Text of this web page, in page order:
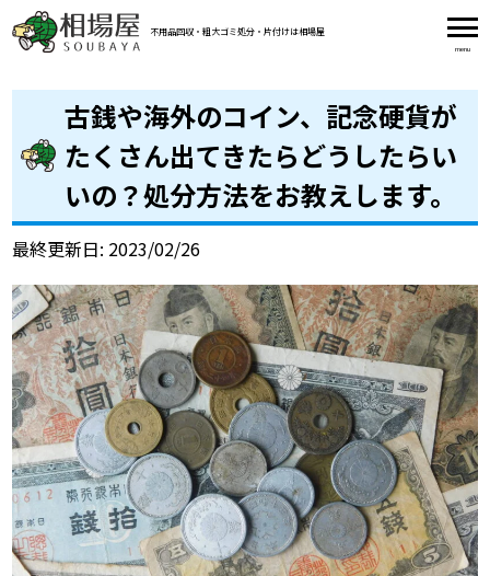
不用品回収・粗大ゴミ処分・片付けは相場屋
古銭や海外のコイン、記念硬貨が
たくさん出てきたらどうしたらい
いの？処分方法をお教えします。
最終更新日: 2023/02/26